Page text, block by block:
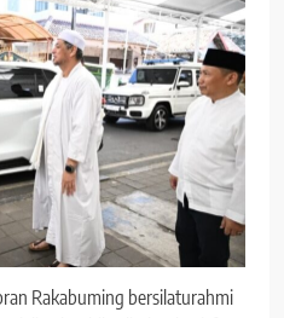
Rakabuming bersilaturahmi